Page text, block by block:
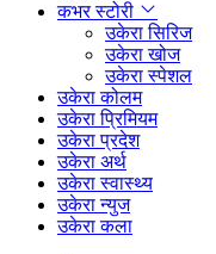
कभर स्टोरी
उकेरा सिरिज
उकेरा खोज
उकेरा स्पेशल
उकेरा कोलम
उकेरा प्रिमियम
उकेरा प्रदेश
उकेरा अर्थ
उकेरा स्वास्थ्य
उकेरा न्युज
उकेरा कला